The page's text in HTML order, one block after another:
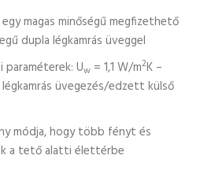
magas minőségű megfizethető
dupla légkamrás üveggel
paraméterek: Uw = 1,1 W/m2K –
üvegezés/edzett külső
módja, hogy több fényt és
a tető alatti élettérbe